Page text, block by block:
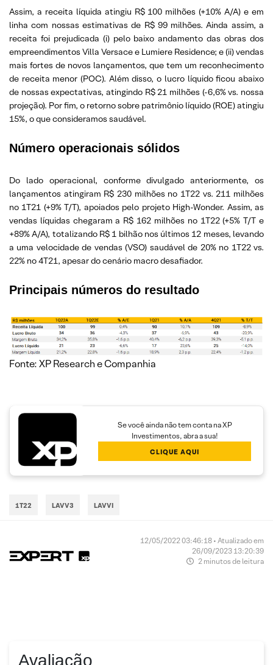
Assim, a receita líquida atingiu R$ 100 milhões (+10% A/A) e em
linha com nossas estimativas de R$ 99 milhões. Ainda assim, a
receita foi prejudicada (i) pelo baixo andamento das obras dos
empreendimentos Villa Versace e Lumiere Residence; e (ii) vendas
mais fortes de novos lançamentos, que tem um reconhecimento
de receita menor (POC). Além disso, o lucro líquido ficou abaixo
de nossas expectativas, atingindo R$ 21 milhões (-6,6% vs. nossa
projeção). Por fim, o retorno sobre patrimônio líquido (ROE) atingiu
15%, o que consideramos saudável.
Número operacionais sólidos
Do lado operacional, conforme divulgado anteriormente, os
lançamentos atingiram R$ 230 milhões no 1T22 vs. 211 milhões
no 1T21 (+9% T/T), apoiados pelo projeto High-Wonder. Assim, as
vendas líquidas chegaram a R$ 162 milhões no 1T22 (+5% T/T e
+89% A/A), totalizando R$ 1 bilhão nos últimos 12 meses, levando
a uma velocidade de vendas (VSO) saudável de 20% no 1T22 vs.
22% no 4T21, apesar do cenário macro desafiador.
Principais números do resultado
Fonte: XP Research e Companhia
Se você ainda não tem conta na XP
Investimentos, abra a sua!
CLIQUE AQUI
1T22 LAVV3 LAVVI
12/05/2022 03:46:18 • Atualizado em
26/09/2023 13:20:39
2 minutos de leitura
Avaliação